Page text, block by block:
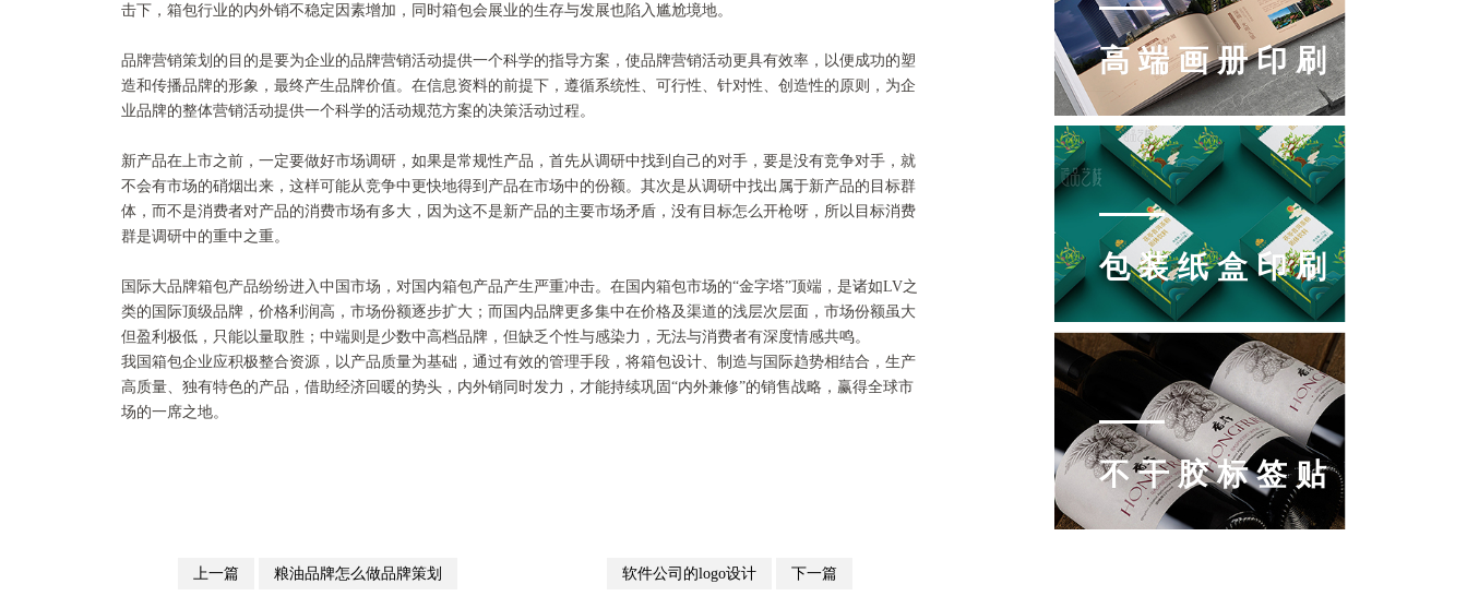
击下，箱包行业的内外销不稳定因素增加，同时箱包会展业的生存与发展也陷入尴尬境地。
品牌营销策划的目的是要为企业的品牌营销活动提供一个科学的指导方案，使品牌营销活动更具有效率，以便成功的塑
造和传播品牌的形象，最终产生品牌价值。在信息资料的前提下，遵循系统性、可行性、针对性、创造性的原则，为企
业品牌的整体营销活动提供一个科学的活动规范方案的决策活动过程。
新产品在上市之前，一定要做好市场调研，如果是常规性产品，首先从调研中找到自己的对手，要是没有竞争对手，就
不会有市场的硝烟出来，这样可能从竞争中更快地得到产品在市场中的份额。其次是从调研中找出属于新产品的目标群
体，而不是消费者对产品的消费市场有多大，因为这不是新产品的主要市场矛盾，没有目标怎么开枪呀，所以目标消费
群是调研中的重中之重。
国际大品牌箱包产品纷纷进入中国市场，对国内箱包产品产生严重冲击。在国内箱包市场的“金字塔”顶端，是诸如LV之
类的国际顶级品牌，价格利润高，市场份额逐步扩大；而国内品牌更多集中在价格及渠道的浅层次层面，市场份额虽大
但盈利极低，只能以量取胜；中端则是少数中高档品牌，但缺乏个性与感染力，无法与消费者有深度情感共鸣。
我国箱包企业应积极整合资源，以产品质量为基础，通过有效的管理手段，将箱包设计、制造与国际趋势相结合，生产
高质量、独有特色的产品，借助经济回暖的势头，内外销同时发力，才能持续巩固“内外兼修”的销售战略，赢得全球市
场的一席之地。
上一篇 粮油品牌怎么做品牌策划 软件公司的logo设计 下一篇
高端画册印刷
包装纸盒印刷
不干胶标签贴